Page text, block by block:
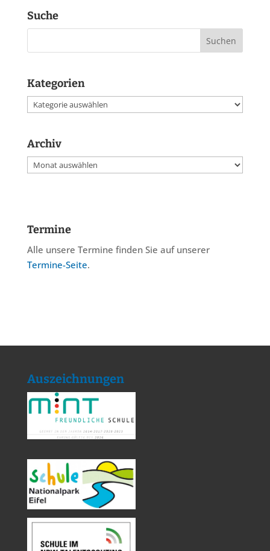
Suche
Kategorien
Kategorien
Archiv
Archiv
Termine
Alle unsere Termine finden Sie auf unserer
Termine-Seite.
Auszeichnungen